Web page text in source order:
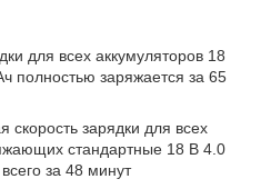
для всех аккумуляторов 18
полностью заряжается за 65
скорость зарядки для всех
стандартные 18 В 4.0
за 48 минут